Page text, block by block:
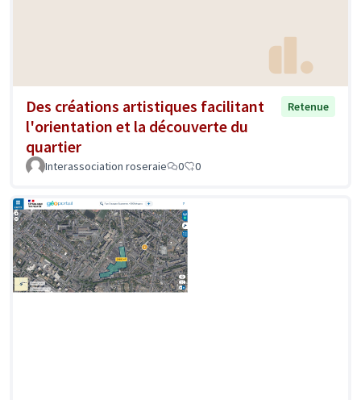
Des créations artistiques facilitant
l'orientation et la découverte du
quartier
Retenue
Interassociation roseraie 0 0